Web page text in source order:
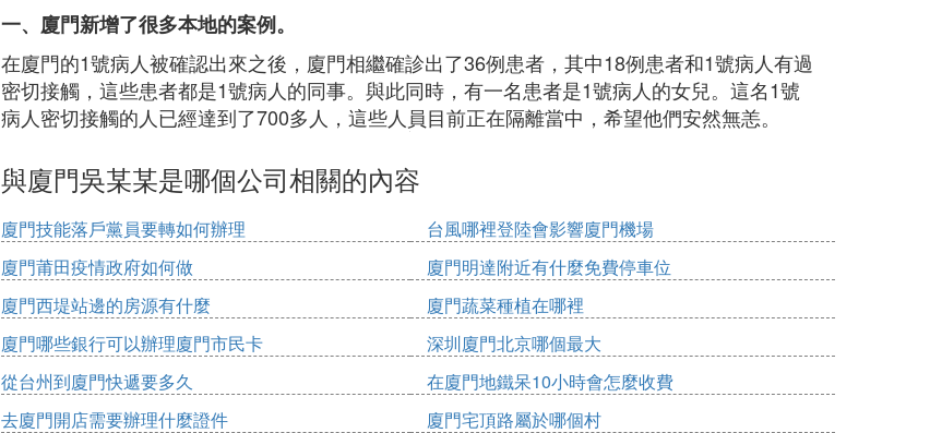
一、廈門新增了很多本地的案例。
在廈門的1號病人被確認出來之後，廈門相繼確診出了36例患者，其中18例患者和1號病人有過
密切接觸，這些患者都是1號病人的同事。與此同時，有一名患者是1號病人的女兒。這名1號
病人密切接觸的人已經達到了700多人，這些人員目前正在隔離當中，希望他們安然無恙。
與廈門吳某某是哪個公司相關的內容
廈門技能落戶黨員要轉如何辦理
台風哪裡登陸會影響廈門機場
廈門莆田疫情政府如何做
廈門明達附近有什麼免費停車位
廈門西堤站邊的房源有什麼
廈門蔬菜種植在哪裡
廈門哪些銀行可以辦理廈門市民卡
深圳廈門北京哪個最大
從台州到廈門快遞要多久
在廈門地鐵呆10小時會怎麼收費
去廈門開店需要辦理什麼證件
廈門宅頂路屬於哪個村